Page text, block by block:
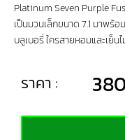
Platinum Seven Purple
เป็นมวนเล็กขนาด 7.1 มาพร้
บลูเบอรี่ ใครสายหอมและเย็น
ราคา : 380